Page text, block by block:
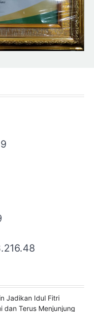
Jadikan Idul Fitri
dan Terus Menjunjung